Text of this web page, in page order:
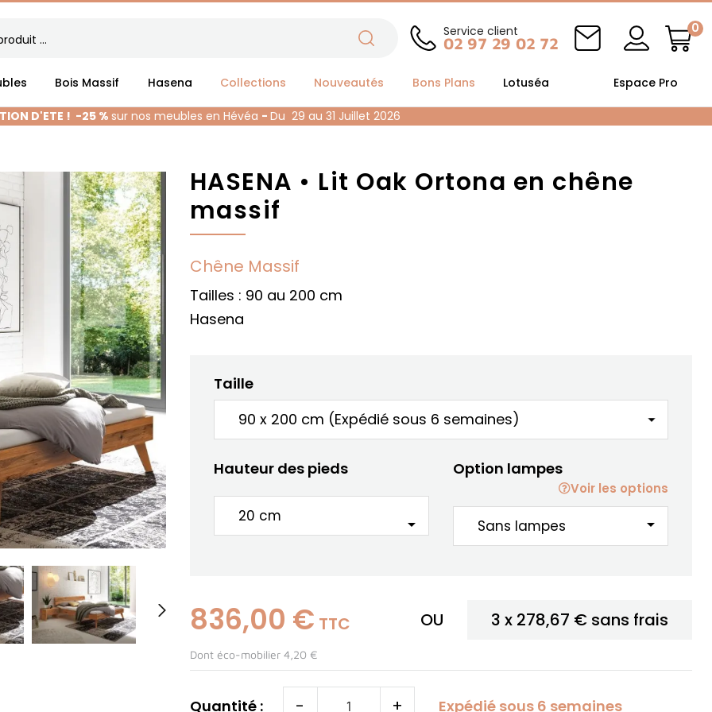
Service client
02 97 29 02 72
0
Bois Massif Hasena Collections Nouveautés Bons Plans Lotuséa Espace Pro
D'ETE ! -25 % sur nos meubles en Hévéa - Du 29 au 31 Juillet 2026

HASENA • Lit Oak Ortona en chêne
massif
Chêne Massif
Tailles : 90 au 200 cm
Hasena
Taille
Hauteur des pieds
arrow_drop_down
Option lampes
Voir les options
arrow_drop_down
836,00 € TTC OU 3 x 278,67 € sans frais
Dont éco-mobilier 4,20 €
Quantité : - + Expédié sous 6 semaines